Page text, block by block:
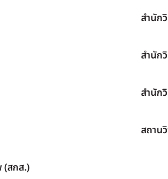
(สกส.)
สำนัก
สำนัก
สำนัก
สถาน